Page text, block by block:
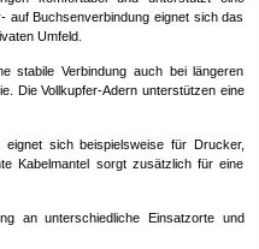
auf Buchsenverbindung eignet sich das
Umfeld.
stabile Verbindung auch bei längeren
Die Vollkupfer-Adern unterstützen eine
sich beispielsweise für Drucker,
Kabelmantel sorgt zusätzlich für eine
an unterschiedliche Einsatzorte und